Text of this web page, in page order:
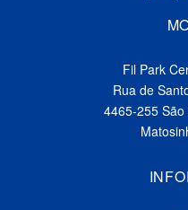
Fil Park
Rua de
4465-255